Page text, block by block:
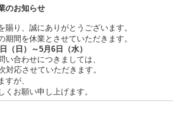
のお知らせ
賜り、誠にありがとうございます。
期間を休業とさせていただきます。
（日）～5月6日（水）
合わせにつきましては、
対応させていただきます。
すが、
お願い申し上げます。